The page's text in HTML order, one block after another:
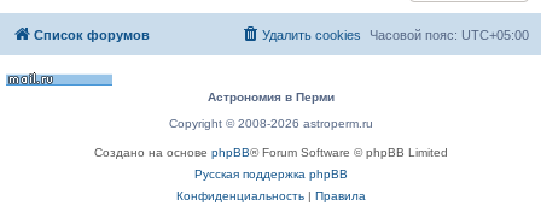
Список форумов Часовой пояс: UTC+05:00
Удалить cookies
Астрономия в Перми
Copyright © 2008-2026 astroperm.ru
Создано на основе phpBB® Forum Software © phpBB Limited
Русская поддержка phpBB
Конфиденциальность| Правила